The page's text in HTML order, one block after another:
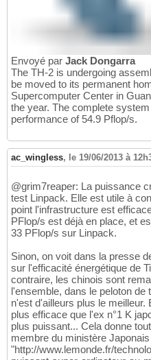
Envoyé par Jack Dongarra
The TH-2 is undergoing
be moved to its permanent
Supercomputer Center in
the year. The complete
performance of 54.9 Pflop/s.
ac_wingless, le 19/06/2013 à
@grim7reaper: La puissance
test Linpack. Elle est utile à
point l'infrastructure est
PFlop/s est déjà en place, et
33 PFlop/s sur Linpack.
Sinon, on voit dans la presse
sur l'efficacité énergétique de
contraire, les chinois sont
l'ensemble, dans le peloton de
n'est d'ailleurs plus le meilleur.
plus efficace que l'ex n°1 K
plus puissant... Cela donne
membre du ministère
"http://www.lemonde.fr/